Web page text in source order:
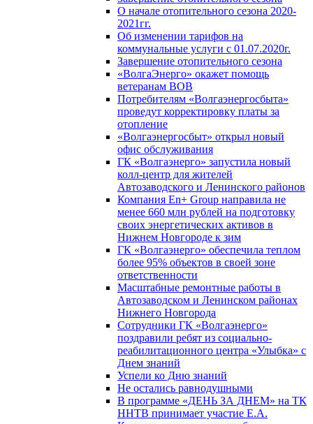
О начале отопительного сезона 2020-
2021гг.
Об изменении тарифов на
коммунальные услуги с 01.07.2020г.
Завершение отопительного сезона
«ВолгаЭнерго» окажет помощь
ветеранам ВОВ
Потребителям «Волгаэнергосбыта»
проведут корректировку платы за
отопление
«Волгаэнергосбыт» открыл новый
офис обслуживания
ГК «Волгаэнерго» запустила новый
колл-центр для жителей
Автозаводского и Ленинского районов
Компания En+ Group направила не
менее 660 млн рублей на подготовку
своих энергетических активов в
Нижнем Новгороде к зим
ГК «Волгаэнерго» обеспечила теплом
более 95% объектов в своей зоне
ответственности
Масштабные ремонтные работы в
Автозаводском и Ленинском районах
Нижнего Новгорода
Сотрудники ГК «Волгаэнерго»
поздравили ребят из социально-
реабилитационного центра «Улыбка» с
Днем знаний
Успели ко Дню знаний
Не остались равнодушными
В программе «ДЕНЬ ЗА ДНЕМ» на ТК
ННТВ принимает участие Е.А.